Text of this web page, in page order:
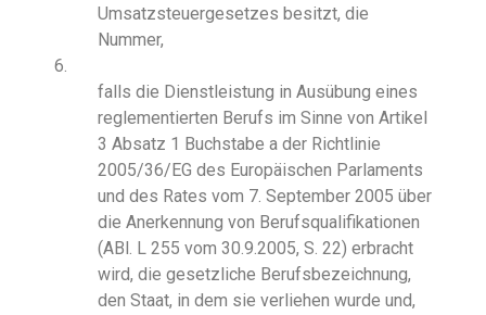
Umsatzsteuergesetzes besitzt, die
Nummer,
6.
falls die Dienstleistung in Ausübung eines
reglementierten Berufs im Sinne von Artikel
3 Absatz 1 Buchstabe a der Richtlinie
2005/36/EG des Europäischen Parlaments
und des Rates vom 7. September 2005 über
die Anerkennung von Berufsqualifikationen
(ABl. L 255 vom 30.9.2005, S. 22) erbracht
wird, die gesetzliche Berufsbezeichnung,
den Staat, in dem sie verliehen wurde und,